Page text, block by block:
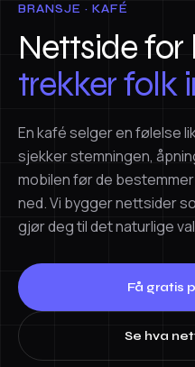
BRANSJE · KAFÉ
Nettside for
trekker folk
En kafé selger en følelse
sjekker stemningen,
mobilen før de
ned. Vi bygger nettsider
gjør deg til det naturlige
Få gratis
Se hva